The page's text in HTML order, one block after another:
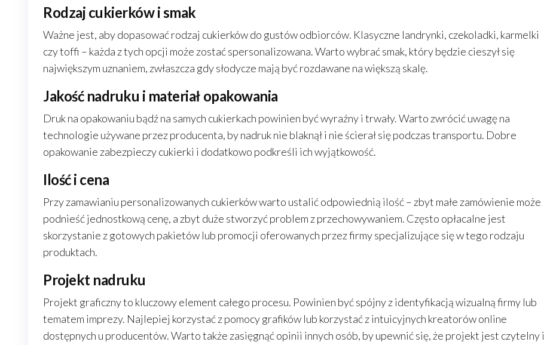
Rodzaj cukierków i smak
Ważne jest, aby dopasować rodzaj cukierków do gustów odbiorców. Klasyczne landrynki, czekoladki, karmelki
czy toffi – każda z tych opcji może zostać spersonalizowana. Warto wybrać smak, który będzie cieszył się
największym uznaniem, zwłaszcza gdy słodycze mają być rozdawane na większą skalę.
Jakość nadruku i materiał opakowania
Druk na opakowaniu bądź na samych cukierkach powinien być wyraźny i trwały. Warto zwrócić uwagę na
technologie używane przez producenta, by nadruk nie blaknął i nie ścierał się podczas transportu. Dobre
opakowanie zabezpieczy cukierki i dodatkowo podkreśli ich wyjątkowość.
Ilość i cena
Przy zamawianiu personalizowanych cukierków warto ustalić odpowiednią ilość – zbyt małe zamówienie może
podnieść jednostkową cenę, a zbyt duże stworzyć problem z przechowywaniem. Często opłacalne jest
skorzystanie z gotowych pakietów lub promocji oferowanych przez firmy specjalizujące się w tego rodzaju
produktach.
Projekt nadruku
Projekt graficzny to kluczowy element całego procesu. Powinien być spójny z identyfikacją wizualną firmy lub
tematem imprezy. Najlepiej korzystać z pomocy grafików lub korzystać z intuicyjnych kreatorów online
dostępnych u producentów. Warto także zasięgnąć opinii innych osób, by upewnić się, że projekt jest czytelny i